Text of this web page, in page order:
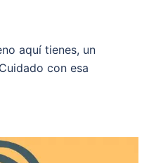
aquí tienes, un
con esa